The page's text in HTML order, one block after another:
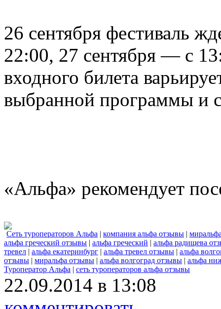
26 сентября фестиваль
22:00, 27 сентября — с
входного билета
выбранной программы и
«Альфа» рекомендует
Сеть туроператоров Альфа | компания альфа отзывы |
альфа греческий отзывы | альфа греческий | альфа радищева
тревел | альфа екатеринбург | альфа тревел отзывы | альфа
отзывы | миральфа отзывы | альфа волгоград отзывы | альфа
Туроператор Альфа | сеть туроператоров альфа отзывы
22.09.2014 в 13:08